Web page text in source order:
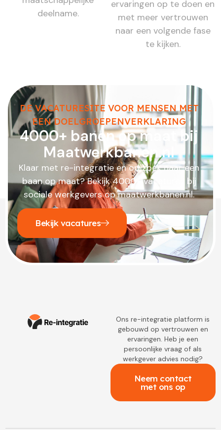
deelname.
ervaringen op te doen en
met meer vertrouwen
naar een volgende fase
te kijken.
DE VACATURESITE VOOR MENSEN MET
EEN DOELGROEPENVERKLARING
4000+ banen op maat bij
Maatwerkbanen.nl
Klaar met re-integratie en op zoek naar een
baan op maat? Bekijk 4000+ vacatures bij
sociale werkgevers op maatwerkbanen.nl.
Bekijk vacatures
Ons re-integratie platform is
gebouwd op vertrouwen en
ervaringen. Heb je een
persoonlijke vraag of als
werkgever advies nodig?
Neem contact
met ons op